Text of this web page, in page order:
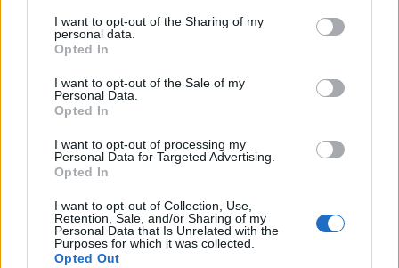
not limited to your visit or usage behaviour. You may click to
grant or deny consent to Google and its third-party tags to
use your data for below specified purposes in below Google
consent section.
I want to opt-out of the Sharing of my
personal data.
Opted In
I want to opt-out of the Sale of my
Personal Data.
Opted In
I want to opt-out of processing my
Personal Data for Targeted Advertising.
Opted In
I want to opt-out of Collection, Use,
Retention, Sale, and/or Sharing of my
Personal Data that Is Unrelated with the
Purposes for which it was collected.
Opted Out
e inserti rosso fuoco
su maniche e colletto.
Leggi anche:
calciatori di Serie A
AUTORE
Redazione Sportmagazine